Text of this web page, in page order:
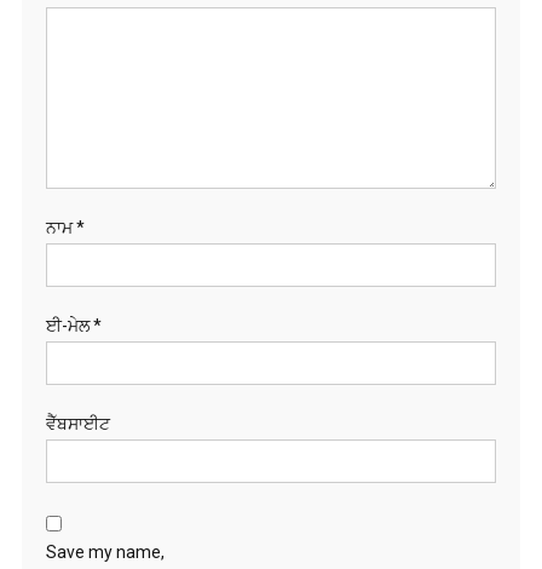
ਨਾਮ*
ਈ-ਮੇਲ*
ਵੈੱਬਸਾਈਟ
Save my name,